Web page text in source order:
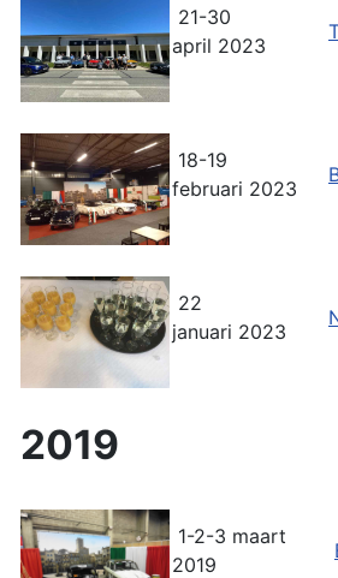
21-30
april 2023
18-19
februari 2023
22
januari 2023
2019
1-2-3 maart
2019